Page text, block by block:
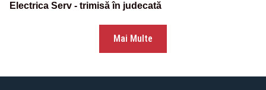
Electrica Serv - trimisă în judecată
Mai Multe